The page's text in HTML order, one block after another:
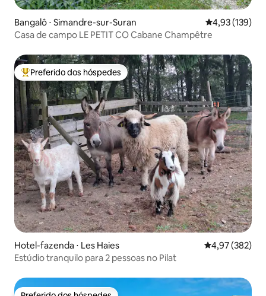
Bangalô ⋅ Simandre-sur-Suran 4,93 de uma
4,93 (139)
Casa de campo LE PETIT CO Cabane Champêtre
Entre os melhores preferidos dos hóspedes
Preferido dos hóspedes
Hotel-fazenda ⋅ Les Haies 4,97 de uma
4,97 (382)
Estúdio tranquilo para 2 pessoas no Pilat